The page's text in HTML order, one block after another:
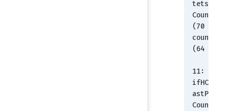
tets -
Counter64
(70 -
counter
(64 bit))
11:
ifHCOutUc
astPkts -
Counter64